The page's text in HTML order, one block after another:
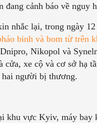
đang cảnh báo về
nhắc lại, trong ngày
binh và bom từ trên
Nikopol và
cửa, xe cộ và cơ sở hạ
hai người bị thương.
khu vực Kyiv, máy bay